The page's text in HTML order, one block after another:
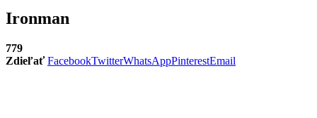
Ironman
779
Zdieľať FacebookTwitterWhatsAppPinterestEmail